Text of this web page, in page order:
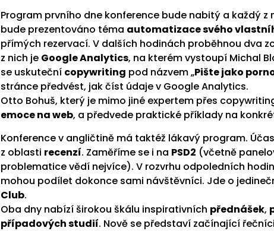
Program prvního dne konference bude nabitý a každý
bude prezentováno téma automatizace svého
přímých rezervací. V dalších hodinách proběhnou dva
z nich je Google Analytics, na kterém vystoupí Michal
se uskuteční copywriting pod názvem „Pište jako
stránce předvést, jak číst údaje v Google Analytics.
Otto Bohuš, který je mimo jiné expertem přes
emoce na web, a předvede praktické příklady na
Konference v angličtině má taktéž lákavý program.
z oblasti recenzí. Zaměříme se i na PSD2 (včetně
problematice vědí nejvíce). V rozvrhu odpoledních
mohou podílet dokonce sami návštěvníci. Jde o
Club.
Oba dny nabízí širokou škálu inspirativních přednášek,
případových studií. Nově se představí začínající